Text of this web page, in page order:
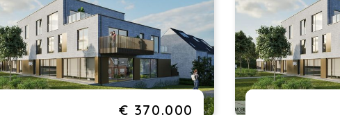
www.lindehof.immo
€ 370.000